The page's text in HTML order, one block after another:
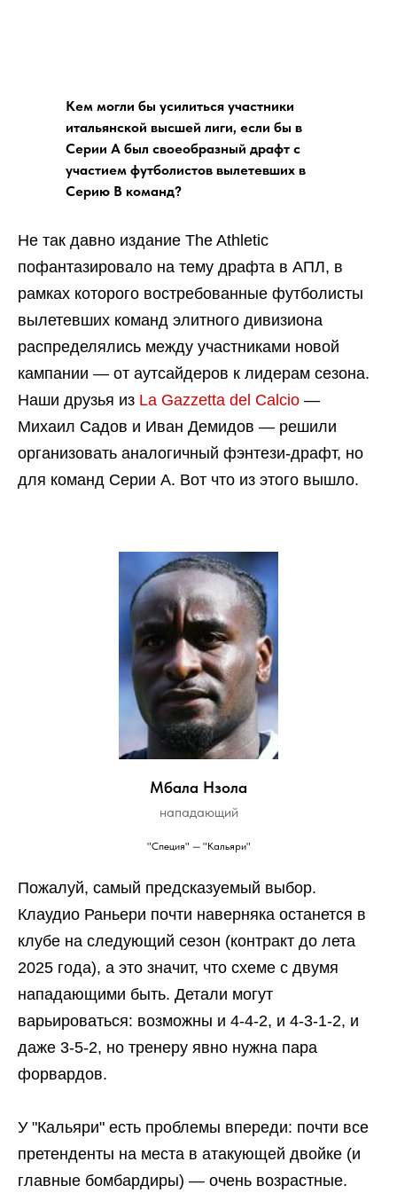
Кем могли бы усилиться участники
итальянской высшей лиги, если бы в
Серии А был своеобразный драфт с
участием футболистов вылетевших в
Серию B команд?
Не так давно издание The Athletic
пофантазировало на тему драфта в АПЛ, в
рамках которого востребованные футболисты
вылетевших команд элитного дивизиона
распределялись между участниками новой
кампании — от аутсайдеров к лидерам сезона.
Наши друзья из La Gazzetta del Calcio —
Михаил Садов и Иван Демидов — решили
организовать аналогичный фэнтези-драфт, но
для команд Серии А. Вот что из этого вышло.
Мбала Нзола
нападающий
"Специя" — "Кальяри"
Пожалуй, самый предсказуемый выбор.
Клаудио Раньери почти наверняка останется в
клубе на следующий сезон (контракт до лета
2025 года), а это значит, что схеме с двумя
нападающими быть. Детали могут
варьироваться: возможны и 4-4-2, и 4-3-1-2, и
даже 3-5-2, но тренеру явно нужна пара
форвардов.
У "Кальяри" есть проблемы впереди: почти все
претенденты на места в атакующей двойке (и
главные бомбардиры) — очень возрастные.